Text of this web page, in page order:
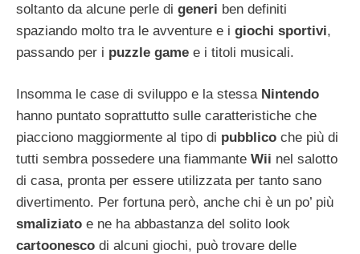
soltanto da alcune perle di generi ben definiti
spaziando molto tra le avventure e i giochi sportivi,
passando per i puzzle game e i titoli musicali.
Insomma le case di sviluppo e la stessa Nintendo
hanno puntato soprattutto sulle caratteristiche che
piacciono maggiormente al tipo di pubblico che più di
tutti sembra possedere una fiammante Wii nel salotto
di casa, pronta per essere utilizzata per tanto sano
divertimento. Per fortuna però, anche chi è un po’ più
smaliziato e ne ha abbastanza del solito look
cartoonesco di alcuni giochi, può trovare delle